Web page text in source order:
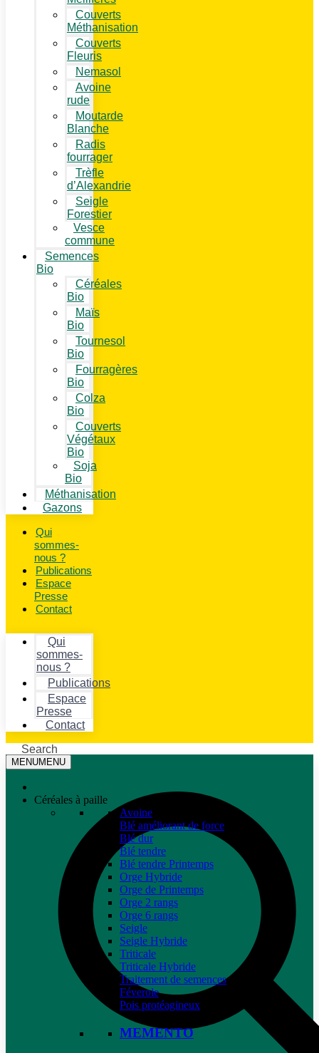
Couverts
Méthanisation
Couverts
Fleuris
Nemasol
Avoine
rude
Moutarde
Blanche
Radis
fourrager
Trèfle
d’Alexandrie
Seigle
Forestier
Vesce
commune
Semences
Bio
Céréales
Bio
Maïs
Bio
Tournesol
Bio
Fourragères
Bio
Colza
Bio
Couverts
Végétaux
Bio
Soja
Bio
Méthanisation
Gazons
Qui
sommes-
nous ?
Publications
Espace
Presse
Contact
Qui
sommes-
nous ?
Publications
Espace
Presse
Contact
Search
MENUMENU
Céréales à paille
Avoine
Blé améliorant de force
Blé dur
Blé tendre
Blé tendre Printemps
Orge Hybride
Orge de Printemps
Orge 2 rangs
Orge 6 rangs
Seigle
Seigle Hybride
Triticale
Triticale Hybride
Traitement de semences
Féverole
Pois protéagineux
MEMENTO